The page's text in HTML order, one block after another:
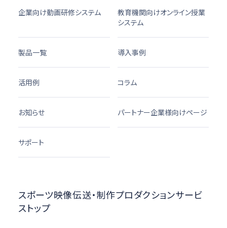
企業向け動画研修システム
教育機関向けオンライン授業
システム
製品一覧 導入事例
活用例 コラム
お知らせ パートナー企業様向けページ
サポート
スポーツ映像伝送・制作プロダクションサービ
ストップ